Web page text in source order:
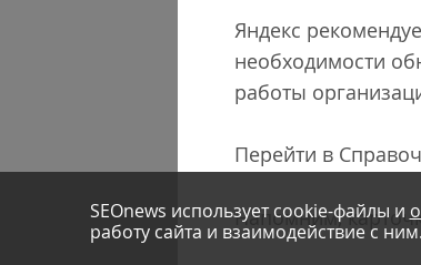
Яндекс
необходимости
работы
Перейти в
Напомним,
SEOnews использует cookie-файлы и
работу сайта и взаимодействие с